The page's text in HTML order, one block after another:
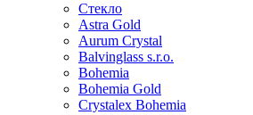
Стекло
Astra Gold
Aurum Crystal
Balvinglass s.r.o.
Bohemia
Bohemia Gold
Crystalex Bohemia